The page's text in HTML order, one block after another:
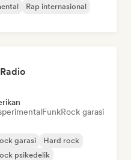
Rap internasional
FunkRock garasi
garasi
Hard rock
psikedelik